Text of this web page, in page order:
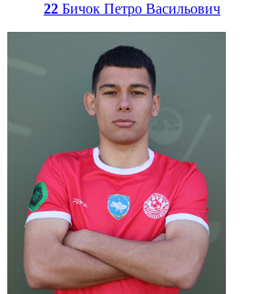
22 Бичок Петро Васильович